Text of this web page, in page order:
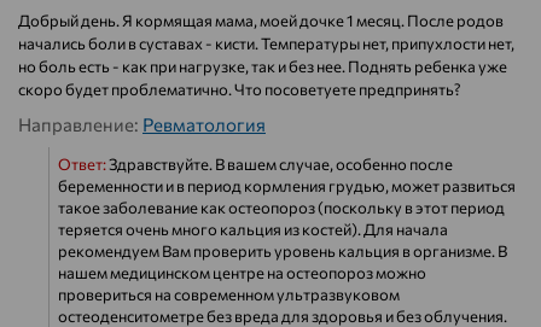
Добрый день. Я кормящая мама, моей дочке 1 месяц. После родов
начались боли в суставах - кисти. Температуры нет, припухлости нет,
но боль есть - как при нагрузке, так и без нее. Поднять ребенка уже
скоро будет проблематично. Что посоветуете предпринять?
Направление: Ревматология
Ответ:Здравствуйте. В вашем случае, особенно после
беременности и в период кормления грудью, может развиться
такое заболевание как остеопороз (поскольку в этот период
теряется очень много кальция из костей). Для начала
рекомендуем Вам проверить уровень кальция в организме. В
нашем медицинском центре на остеопороз можно
провериться на современном ультразвуковом
остеоденситометре без вреда для здоровья и без облучения.